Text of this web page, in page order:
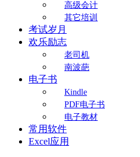
高级会计
其它培训
考试岁月
欢乐励志
老司机
南波葩
电子书
Kindle
PDF电子书
电子教材
常用软件
Excel应用